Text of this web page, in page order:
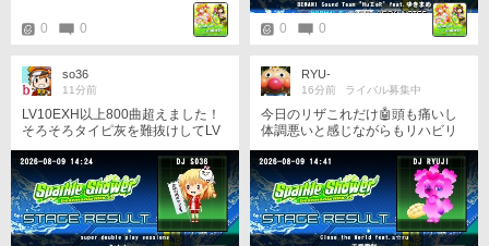
0 0 0 0
so36
11分前
LV10EXH以上800曲超えました！
そろそろタイピ灰を難抜けしてLV
RYU-
16分前 ライバル募集中
今日のリザこれだけ🤖頭も痛いし
体調悪いと感じながらもリハビリ